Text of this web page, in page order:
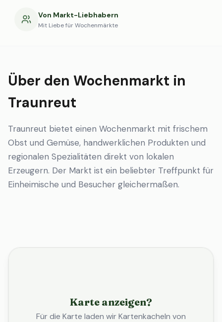
Von Markt-Liebhabern
Mit Liebe für Wochenmärkte
Über den Wochenmarkt in
Traunreut
Traunreut bietet einen Wochenmarkt mit frischem
Obst und Gemüse, handwerklichen Produkten und
regionalen Spezialitäten direkt von lokalen
Erzeugern. Der Markt ist ein beliebter Treffpunkt für
Einheimische und Besucher gleichermaßen.
Karte anzeigen?
Für die Karte laden wir Kartenkacheln von